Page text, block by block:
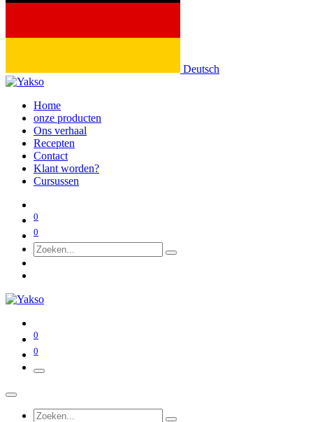
Deutsch
Home
onze producten
Ons verhaal
Recepten
Contact
Klant worden?
Cursussen
0
0
0
0